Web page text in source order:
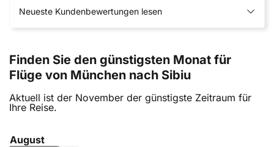
Neueste Kundenbewertungen lesen
Finden Sie den günstigsten Monat für
Flüge von München nach Sibiu
Aktuell ist der November der günstigste Zeitraum für
Ihre Reise.
August